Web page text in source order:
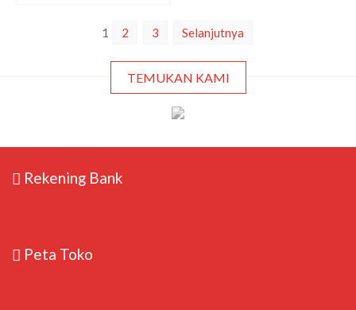
1 2 3 Selanjutnya
TEMUKAN KAMI
Rekening Bank
Peta Toko